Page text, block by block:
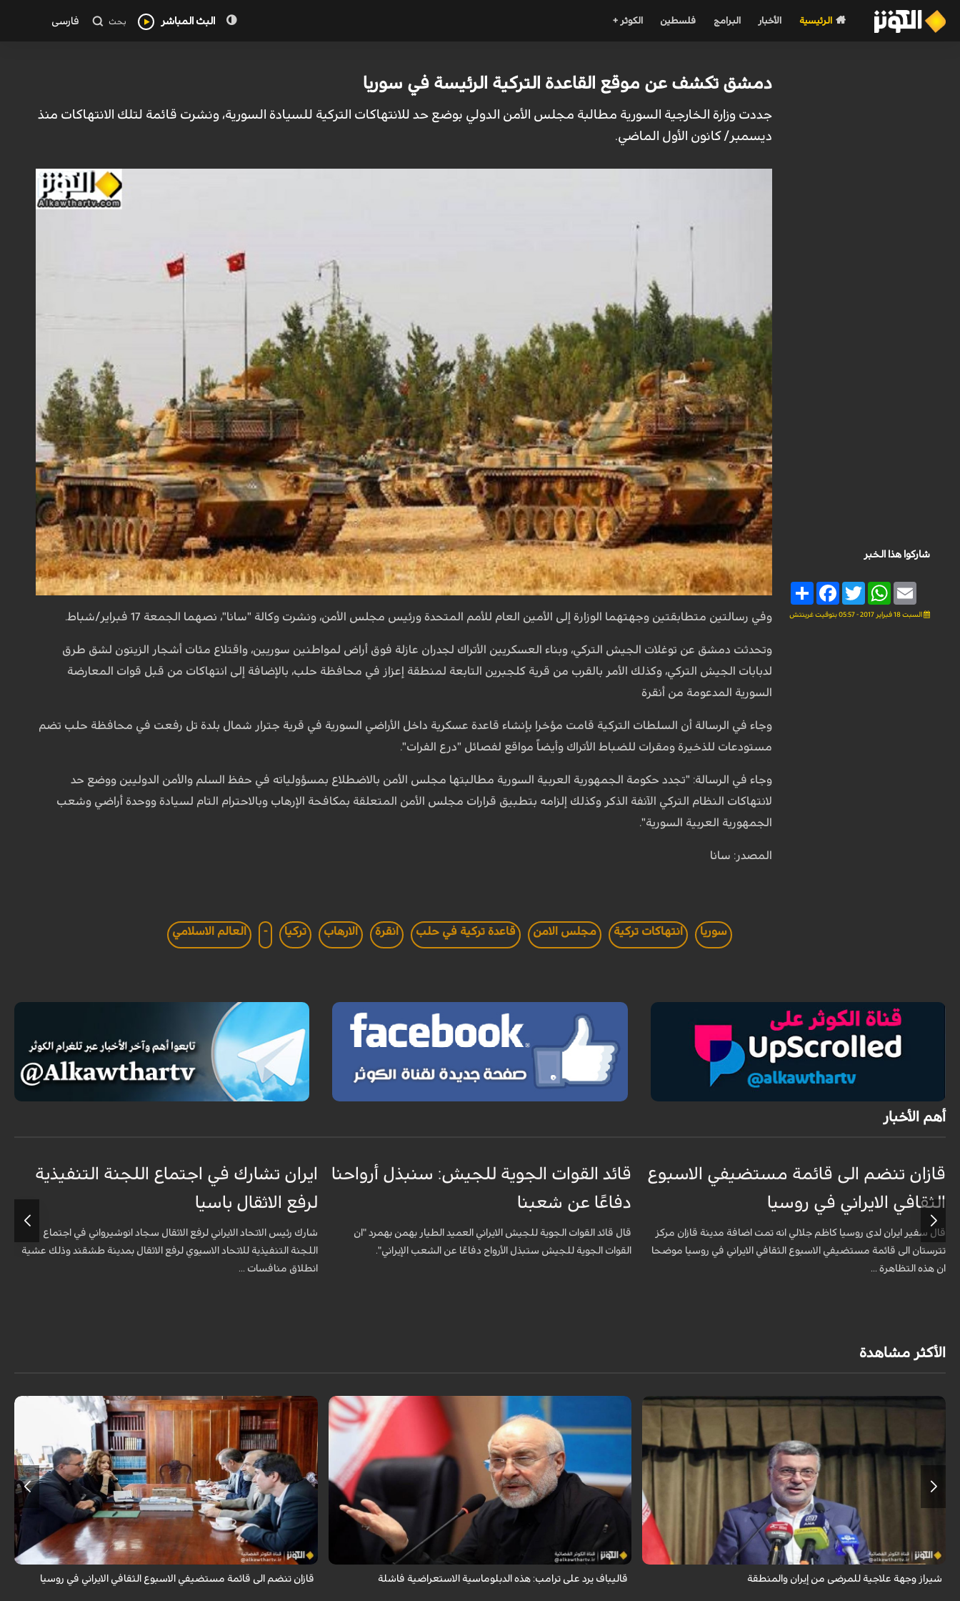
الرئيسية الأخبار البرامج فلسطين الكوثر + البث المباشر بحث فارسی
شاركوا هذا الخبر
Share
FacebookTwitter
WhatsAppEmail
السبت 18 فبراير 2017 - 05:57 بتوقيت غرينتش
دمشق تكشف عن موقع القاعدة التركية الرئيسة في سوريا
جددت وزارة الخارجية السورية مطالبة مجلس الأمن الدولي بوضع حد للانتهاكات التركية للسيادة السورية، ونشرت قائمة لتلك الانتهاكات منذ
ديسمبر/ كانون الأول الماضي.
وفي رسالتين متطابقتين وجهتهما الوزارة إلى الأمين العام للأمم المتحدة ورئيس مجلس الأمن، ونشرت وكالة "سانا"، نصهما الجمعة 17 فبراير/شباط.
وتحدثت دمشق عن توغلات الجيش التركي، وبناء العسكريين الأتراك لجدران عازلة فوق أراض لمواطنين سوريين، واقتلاع مئات أشجار الزيتون لشق طرق
لدبابات الجيش التركي، وكذلك الأمر بالقرب من قرية كلجبرين التابعة لمنطقة إعزاز في محافظة حلب، بالإضافة إلى انتهاكات من قبل قوات المعارضة
السورية المدعومة من أنقرة
وجاء في الرسالة أن السلطات التركية قامت مؤخرا بإنشاء قاعدة عسكرية داخل الأراضي السورية في قرية جترار شمال بلدة تل رفعت في محافظة حلب تضم
مستودعات للذخيرة ومقرات للضباط الأتراك وأيضاً مواقع لفصائل "درع الفرات".
وجاء في الرسالة: "تجدد حكومة الجمهورية العربية السورية مطالبتها مجلس الأمن بالاضطلاع بمسؤولياته في حفظ السلم والأمن الدوليين ووضع حد
لانتهاكات النظام التركي الآنفة الذكر وكذلك إلزامه بتطبيق قرارات مجلس الأمن المتعلقة بمكافحة الإرهاب وبالاحترام التام لسيادة ووحدة أراضي وشعب
الجمهورية العربية السورية".
المصدر: سانا
سوريا انتهاكات تركية مجلس الامن قاعدة تركية في حلب انقرة الارهاب تركيا - العالم الاسلامي
أهم الأخبار
قازان تنضم الى قائمة مستضيفي الاسبوع
الثقافي الايراني في روسيا
قال سفير ايران لدى روسيا كاظم جلالي انه تمت اضافة مدينة قازان مركز
تترستان الى قائمة مستضيفي الاسبوع الثقافي الايراني في روسيا موضحا
ان هذه التظاهرة ...
قائد القوات الجوية للجيش: سنبذل أرواحنا
دفاعًا عن شعبنا
قال قائد القوات الجوية للجيش الايراني العميد الطيار بهمن بهمرد "ان
القوات الجوية للجيش ستبذل الأرواح دفاعًا عن الشعب الإيراني".
ايران تشارك في اجتماع اللجنة التنفيذية
لرفع الاثقال باسيا
شارك رئيس الاتحاد الايراني لرفع الاثقال سجاد انوشيرواني في اجتماع
اللجنة التنفيذية للاتحاد الاسيوي لرفع الاثقال بمدينة طشقند وذلك عشية
انطلاق منافسات ...
الأكثر مشاهدة
تُعدّ المراكز العلاجية في شيراز، بدعم من كفاءاتها المتخصّصة وتقنياتها الحديثة،
وجهةً للمرضى من داخل إيران وخارجها.
شيراز وجهة علاجية للمرضى من إيران والمنطقة
أكد رئيس مجلس الشورى الإسلامي الإيراني أن التصريحات الاستعراضية
والتهديدات المتكررة لم تعد تُجدي نفعاً، واصفاً إياها بالدبلوماسية الفاشلة.
قاليباف يرد على ترامب: هذه الدبلوماسية الاستعراضية فاشلة
قال سفير ايران لدى روسيا كاظم جلالي انه تمت اضافة مدينة قازان مركز
تترستان الى قائمة مستضيفي الاسبوع الثقافي الايراني في روسيا موضحا ان هذه
التظاهرة ...
قازان تنضم الى قائمة مستضيفي الاسبوع الثقافي الايراني في روسيا